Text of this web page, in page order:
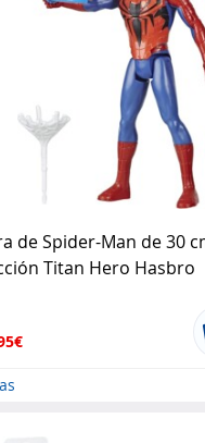
de Spider-Man de 30
Titan Hero Hasbro